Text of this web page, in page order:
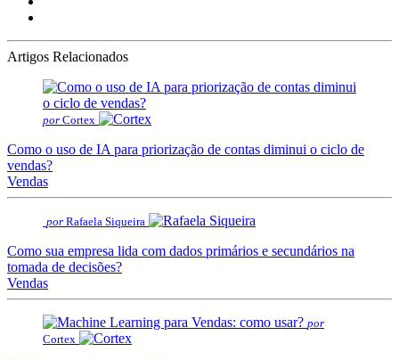
Artigos Relacionados
por Cortex
Como o uso de IA para priorização de contas diminui o ciclo de
vendas?
Vendas
por Rafaela Siqueira
Como sua empresa lida com dados primários e secundários na
tomada de decisões?
Vendas
por
Cortex